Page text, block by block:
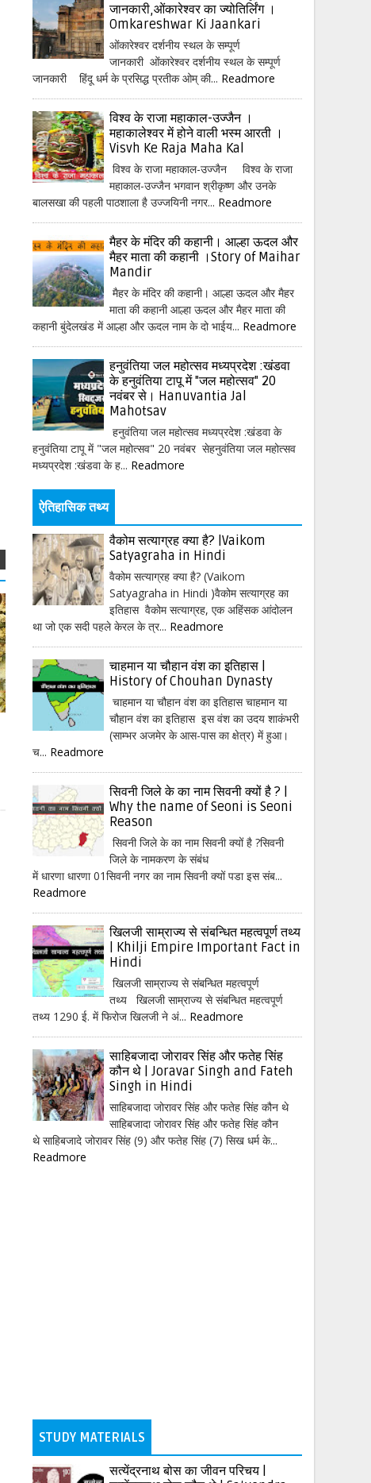
जानकारी,ओंकारेश्वर का ज्योतिर्लिंग ।
Omkareshwar Ki Jaankari
ओंकारेश्वर दर्शनीय स्थल के सम्पूर्ण
जानकारी ओंकारेश्वर दर्शनीय स्थल के सम्पूर्ण
जानकारी हिंदू धर्म के प्रसिद्ध प्रतीक ओम् की... Readmore
विश्व के राजा महाकाल-उज्जैन ।
महाकालेश्वर में होने वाली भस्म आरती ।
Visvh Ke Raja Maha Kal
विश्व के राजा महाकाल-उज्जैन विश्व के राजा
महाकाल-उज्जैन भगवान श्रीकृष्ण और उनके
बालसखा की पहली पाठशाला है उज्जयिनी नगर... Readmore
मैहर के मंदिर की कहानी। आल्हा ऊदल और
मैहर माता की कहानी ।Story of Maihar
Mandir
मैहर के मंदिर की कहानी। आल्हा ऊदल और मैहर
माता की कहानी आल्हा ऊदल और मैहर माता की
कहानी बुंदेलखंड में आल्हा और ऊदल नाम के दो भाईय... Readmore
हनुवंतिया जल महोत्सव मध्यप्रदेश :खंडवा
के हनुवंतिया टापू में "जल महोत्सव" 20
नवंबर से। Hanuvantia Jal
Mahotsav
हनुवंतिया जल महोत्सव मध्यप्रदेश :खंडवा के
हनुवंतिया टापू में "जल महोत्सव" 20 नवंबर सेहनुवंतिया जल महोत्सव
मध्यप्रदेश :खंडवा के ह... Readmore
ऐतिहासिक तथ्य
वैकोम सत्याग्रह क्या है? |Vaikom
Satyagraha in Hindi
वैकोम सत्याग्रह क्या है? (Vaikom
Satyagraha in Hindi )वैकोम सत्याग्रह का
इतिहास वैकोम सत्याग्रह, एक अहिंसक आंदोलन
था जो एक सदी पहले केरल के त्र... Readmore
चाहमान या चौहान वंश का इतिहास |
History of Chouhan Dynasty
चाहमान या चौहान वंश का इतिहास चाहमान या
चौहान वंश का इतिहास इस वंश का उदय शाकंभरी
(साम्भर अजमेर के आस-पास का क्षेत्र) में हुआ।
च... Readmore
सिवनी जिले के का नाम सिवनी क्यों है ? |
Why the name of Seoni is Seoni
Reason
सिवनी जिले के का नाम सिवनी क्यों है ?सिवनी
जिले के नामकरण के संबंध
में धारणा धारणा 01सिवनी नगर का नाम सिवनी क्यों पडा इस संब...
Readmore
खिलजी साम्राज्य से संबन्धित महत्वपूर्ण तथ्य
| Khilji Empire Important Fact in
Hindi
खिलजी साम्राज्य से संबन्धित महत्वपूर्ण
तथ्य खिलजी साम्राज्य से संबन्धित महत्वपूर्ण
तथ्य 1290 ई. में फिरोज खिलजी ने अं... Readmore
साहिबजादा जोरावर सिंह और फतेह सिंह
कौन थे | Joravar Singh and Fateh
Singh in Hindi
साहिबजादा जोरावर सिंह और फतेह सिंह कौन थे
साहिबजादा जोरावर सिंह और फतेह सिंह कौन
थे साहिबजादे जोरावर सिंह (9) और फतेह सिंह (7) सिख धर्म के...
Readmore
STUDY MATERIALS
सत्येंद्रनाथ बोस का जीवन परिचय |